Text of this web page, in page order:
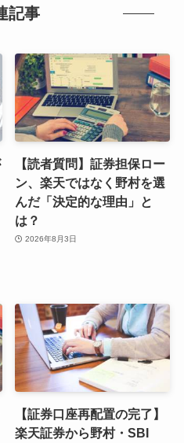
記事
【読者質問】証券担保ロー
ン、楽天ではなく野村を選
んだ「決定的な理由」と
は？
2026年8月3日
【証券口座再配置の完了】
楽天証券から野村・SBI